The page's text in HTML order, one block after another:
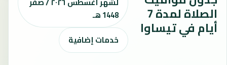
الصلاة لمدة 7
أيام في تيساوا
1448 هـ
خدمات إضافية